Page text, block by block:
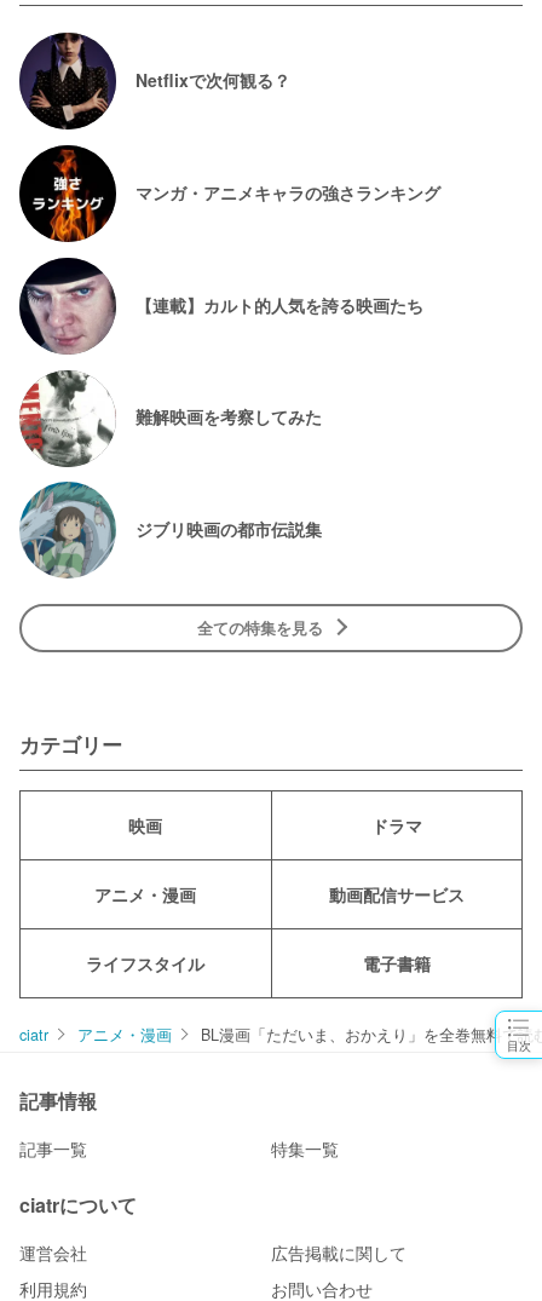
目次
Netflixで次何観る？
マンガ・アニメキャラの強さランキング
【連載】カルト的人気を誇る映画たち
難解映画を考察してみた
ジブリ映画の都市伝説集
全ての特集を見る
カテゴリー
映画 ドラマ
アニメ・漫画 動画配信サービス
ライフスタイル 電子書籍
ciatr アニメ・漫画 BL漫画「ただいま、おかえり」を全巻無料で
記事情報
記事一覧 特集一覧
ciatrについて
運営会社
広告掲載に関して
利用規約
お問い合わせ